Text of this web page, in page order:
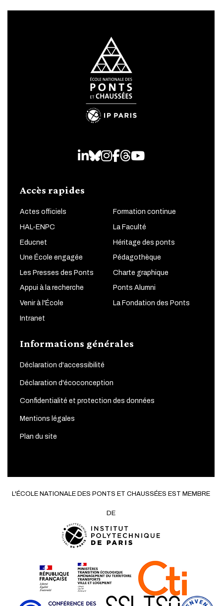
LinkedIn
Bluesky
Instagram
Facebook
Threads
Youtube
Accès rapides
Actes officiels Formation continue
HAL-ENPC La Faculté
Educnet Héritage des ponts
Une École engagée Pédagothèque
Les Presses des Ponts Charte graphique
Appui à la recherche Ponts Alumni
Venir à l'École La Fondation des Ponts
Intranet
Informations générales
Déclaration d'accessibilité
Déclaration d'écoconception
Confidentialité et protection des données
Mentions légales
Plan du site
L'ÉCOLE NATIONALE DES PONTS ET CHAUSSÉES EST MEMBRE
DE